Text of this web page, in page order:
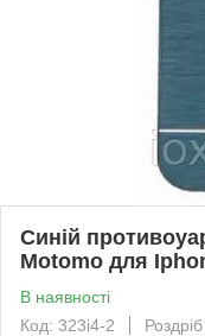
Синій
Motomo для
В наявності
Код: 323i4-2
Роздріб